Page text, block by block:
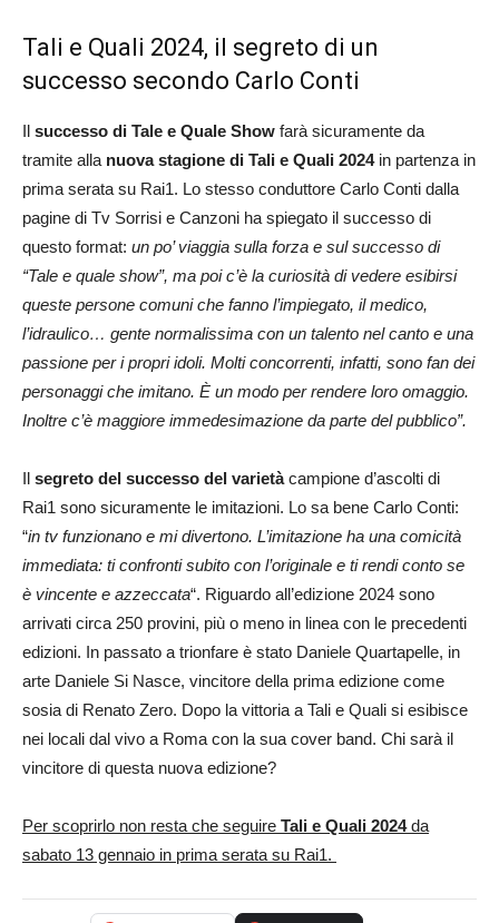
Tali e Quali 2024, il segreto di un
successo secondo Carlo Conti
Il successo di Tale e Quale Show farà sicuramente da
tramite alla nuova stagione di Tali e Quali 2024in partenza in
prima serata su Rai1. Lo stesso conduttore Carlo Conti dalla
pagine di Tv Sorrisi e Canzoni ha spiegato il successo di
questo format: un po’ viaggia sulla forza e sul successo di
“Tale e quale show”, ma poi c’è la curiosità di vedere esibirsi
queste persone comuni che fanno l’impiegato, il medico,
l’idraulico… gente normalissima con un talento nel canto e una
passione per i propri idoli. Molti concorrenti, infatti, sono fan dei
personaggi che imitano. È un modo per rendere loro omaggio.
Inoltre c’è maggiore immedesimazione da parte del pubblico”.
Il segreto del successo del varietàcampione d’ascolti di
Rai1 sono sicuramente le imitazioni. Lo sa bene Carlo Conti:
“in tv funzionano e mi divertono. L’imitazione ha una comicità
immediata: ti confronti subito con l’originale e ti rendi conto se
è vincente e azzeccata“. Riguardo all’edizione 2024 sono
arrivati circa 250 provini, più o meno in linea con le precedenti
edizioni. In passato a trionfare è stato Daniele Quartapelle, in
arte Daniele Si Nasce, vincitore della prima edizione come
sosia di Renato Zero. Dopo la vittoria a Tali e Quali si esibisce
nei locali dal vivo a Roma con la sua cover band. Chi sarà il
vincitore di questa nuova edizione?
Per scoprirlo non resta che seguire Tali e Quali 2024da
sabato 13 gennaio in prima serata su Rai1.